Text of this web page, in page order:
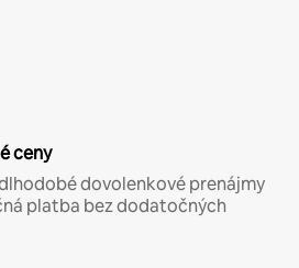
ceny
dovolenkové prenájmy
platba bez dodatočných